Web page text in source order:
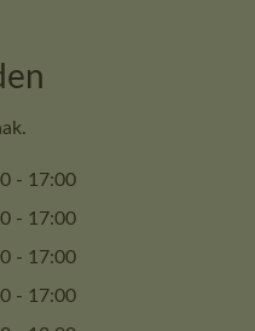
- 17:00
- 17:00
- 17:00
- 17:00